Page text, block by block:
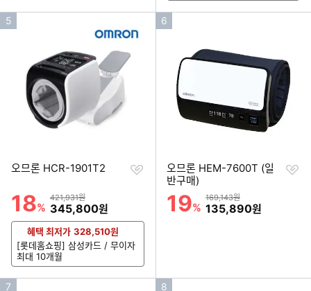
인
5
오므론 HCR-1901T2
할인률
18%
상품금액
421,931원
할인금액
345,800원
찜
혜택 최저가 328,510원
[롯데홈쇼핑] 삼성카드 / 무이자
최대 10개월
인
6
오므론 HEM-7600T (일
반구매)
할인률
19%
상품금액
169,143원
할인금액
135,890원
찜
인
7
인
8